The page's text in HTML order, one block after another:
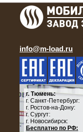
info@m-load.ru
г. Тюмень:
г. Санкт-Петербург:
г. Ростов-на-Дону:
г. Сургут:
г. Новосибирск:
Бесплатно по РФ: